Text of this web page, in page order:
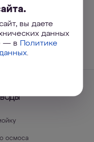
вы даете
данных
— в Политике
.
осмоса